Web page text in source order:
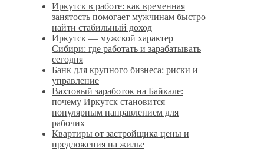
Иркутск в работе: как временная
занятость помогает мужчинам быстро
найти стабильный доход
Иркутск — мужской характер
Сибири: где работать и зарабатывать
сегодня
Банк для крупного бизнеса: риски и
управление
Вахтовый заработок на Байкале:
почему Иркутск становится
популярным направлением для
рабочих
Квартиры от застройщика цены и
предложения на жилье